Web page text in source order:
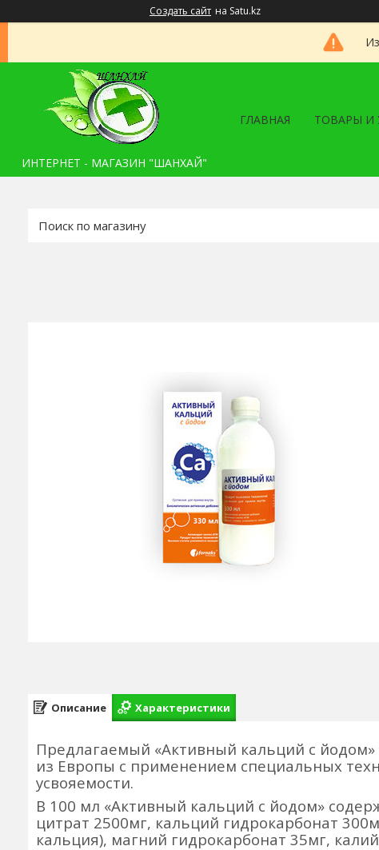
Создать сайт на Satu.kz
ИНТЕРНЕТ - МАГАЗИН "ШАНХАЙ"
ГЛАВНАЯ ТОВАРЫ И
Описание Характеристики
Предлагаемый «Активный кальций с йодом»
из Европы с применением специальных
усвояемости.
В 100 мл «Активный кальций с йодом»
цитрат 2500мг, кальций гидрокарбонат
кальция), магний гидрокарбонат 35мг,